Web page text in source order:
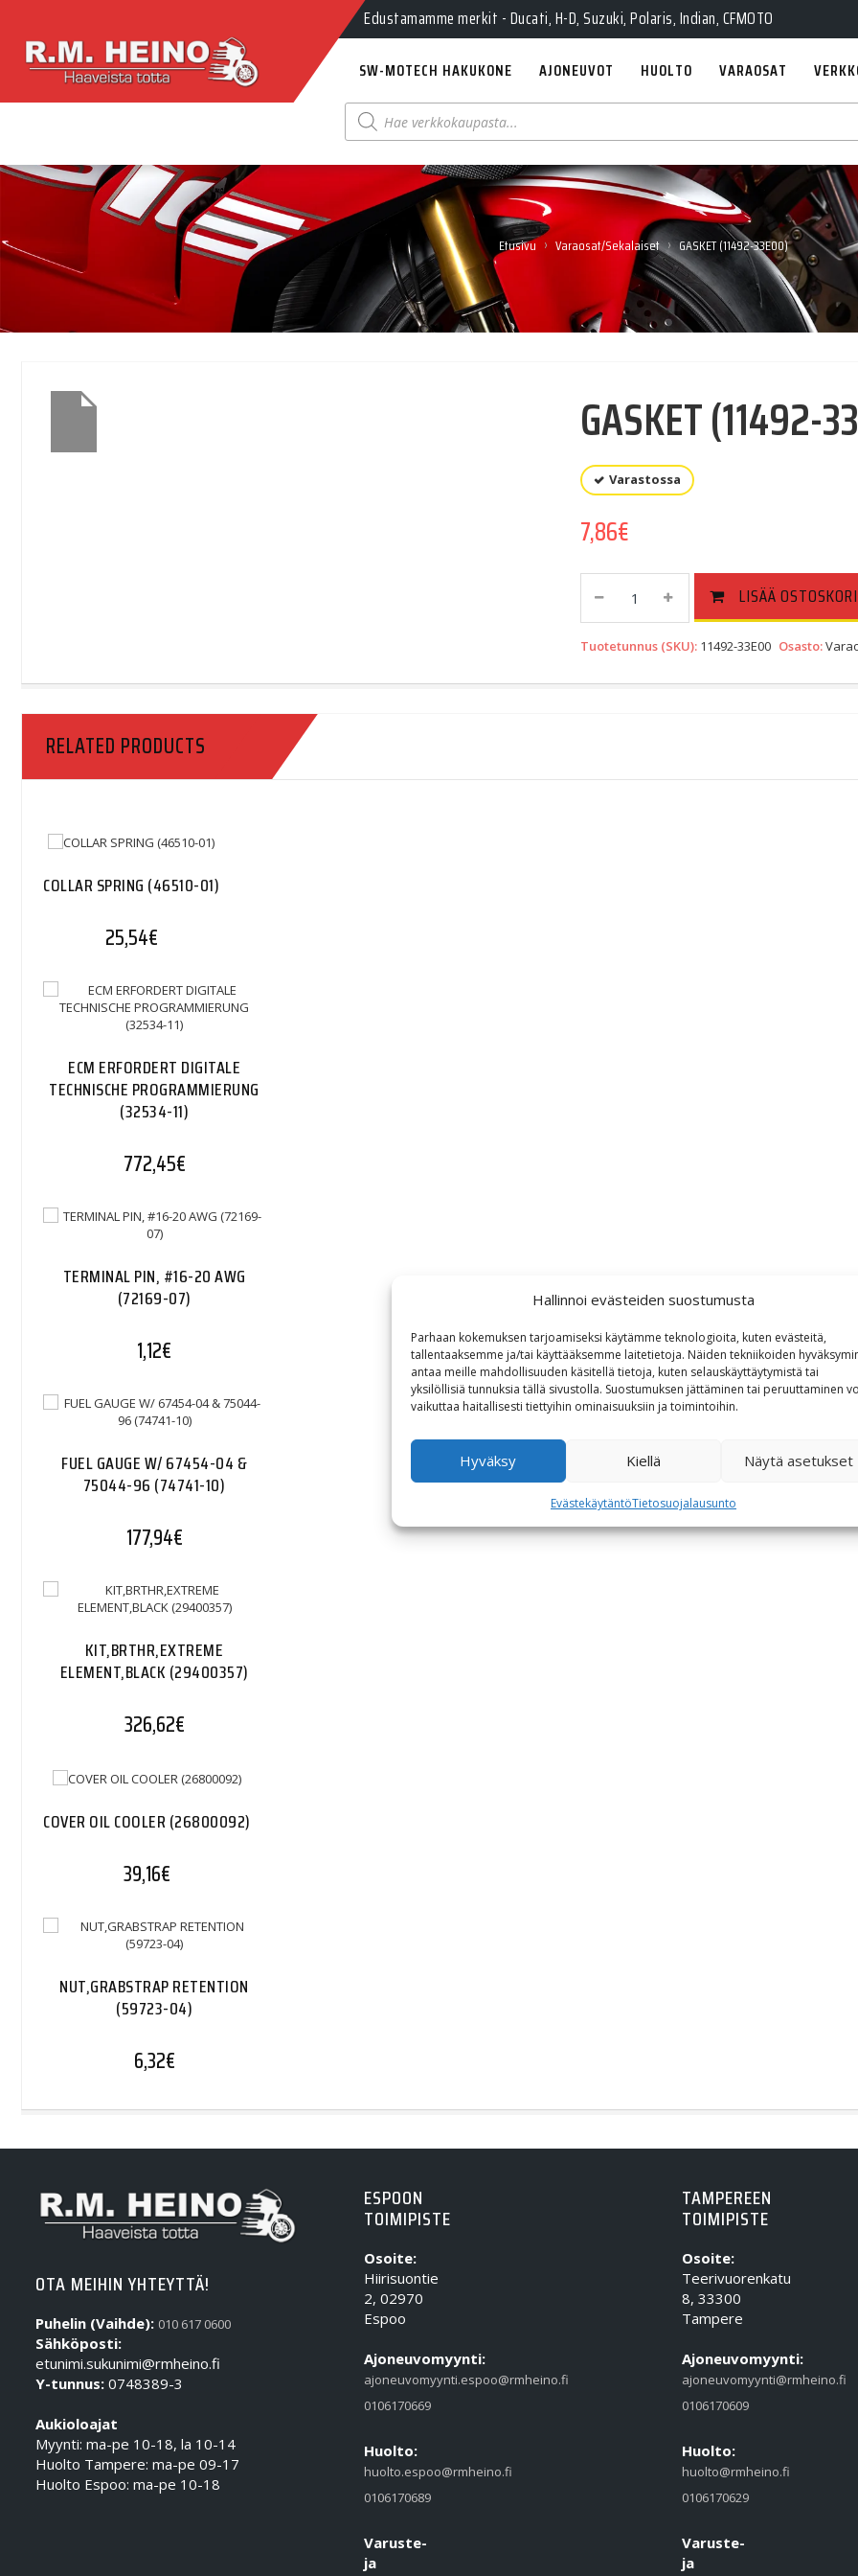
Hallinnoi evästeiden suostumusta
Parhaan kokemuksen tarjoamiseksi käytämme teknologioita, kuten evästeitä,
tallentaaksemme ja/tai käyttääksemme laitetietoja. Näiden tekniikoiden
antaa meille mahdollisuuden käsitellä tietoja, kuten selauskäyttäytymistä tai
yksilöllisiä tunnuksia tällä sivustolla. Suostumuksen jättäminen tai peruuttaminen
vaikuttaa haitallisesti tiettyihin ominaisuuksiin ja toimintoihin.
Hyväksy Kiellä Näytä asetukset
EvästekäytäntöTietosuojalausunto
Edustamamme merkit - Ducati, H-D, Suzuki, Polaris, Indian, CFMOTO
SW-MOTECH HAKUKONE AJONEUVOT HUOLTO VARAOSAT
Products
search
Etusivu › Varaosat/Sekalaiset › GASKET (11492-33E00)
GASKET (11492-
Varastossa
7,86€
GASKET
(11492-
Quantity
LISÄÄ
Tuotetunnus (SKU): 11492-33E00 Osasto:
RELATED PRODUCTS
COLLAR SPRING (46510-01)
25,54€
ECM ERFORDERT DIGITALE
TECHNISCHE PROGRAMMIERUNG
(32534-11)
772,45€
TERMINAL PIN, #16-20 AWG
(72169-07)
1,12€
FUEL GAUGE W/ 67454-04 &
75044-96 (74741-10)
177,94€
KIT,BRTHR,EXTREME
ELEMENT,BLACK (29400357)
326,62€
COVER OIL COOLER (26800092)
39,16€
NUT,GRABSTRAP RETENTION
(59723-04)
6,32€
OTA MEIHIN YHTEYTTÄ!
Puhelin (Vaihde): 010 617 0600
Sähköposti:
etunimi.sukunimi@rmheino.fi
Y-tunnus: 0748389-3
Aukioloajat
Myynti: ma-pe 10-18, la 10-14
Huolto Tampere: ma-pe 09-17
Huolto Espoo: ma-pe 10-18
ESPOON
TOIMIPISTE
Osoite:
Hiirisuontie
2, 02970
Espoo
Ajoneuvomyynti:
ajoneuvomyynti.espoo@rmheino.fi
0106170669
Huolto:
huolto.espoo@rmheino.fi
0106170689
Varuste-
ja
TAMPEREEN
TOIMIPISTE
Osoite:
Teerivuorenkatu
8, 33300
Tampere
Ajoneuvomyynti:
ajoneuvomyynti@rmheino.fi
0106170609
Huolto:
huolto@rmheino.fi
0106170629
Varuste-
ja